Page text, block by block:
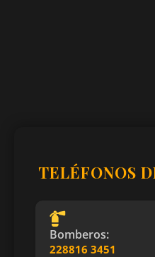
TELÉFONOS
Bomberos:
228816 3451